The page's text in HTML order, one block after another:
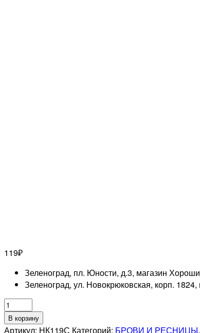
119₽
Зеленоград, пл. Юности, д.3, магазин
Зеленоград, ул. Новокрюковская, корп.
Количество
товара
Набор
В корзину
Артикул: НК119С Категорий: БРОВИ И РЕСНИЦЫ,